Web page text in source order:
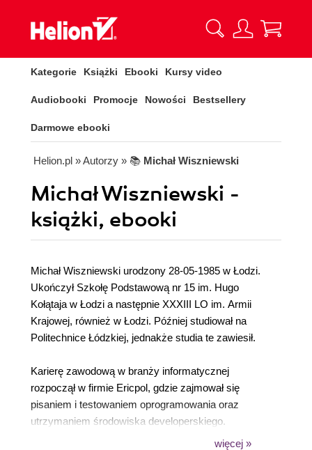
Kategorie Książki Ebooki Kursy video
Audiobooki Promocje Nowości Bestsellery
Darmowe ebooki
Helion.pl » Autorzy » 📚 Michał Wiszniewski
Michał Wiszniewski -
książki, ebooki
Michał Wiszniewski urodzony 28-05-1985 w Łodzi.
Ukończył Szkołę Podstawową nr 15 im. Hugo
Kołątaja w Łodzi a następnie XXXIII LO im. Armii
Krajowej, również w Łodzi. Później studiował na
Politechnice Łódzkiej, jednakże studia te zawiesił.
Karierę zawodową w branży informatycznej
rozpoczął w firmie Ericpol, gdzie zajmował się
pisaniem i testowaniem oprogramowania oraz
utrzymaniem środowiska developerskiego.
Wszystko to dotyczyło pracy nad projektamiwięcej »